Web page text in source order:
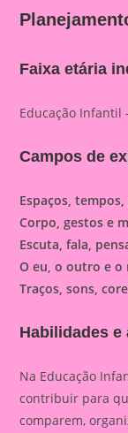
Faixa etária
Educação Infantil
Campos de
Espaços,
Corpo, gestos e
Escuta, fala,
O eu, o outro e o
Traços, sons,
Habilidades
Na Educação
contribuir para
comparem,